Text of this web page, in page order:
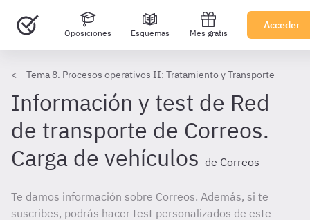
Oposiciones Esquemas Mes gratis
Acceder
Tema 8. Procesos operativos II: Tratamiento y Transporte
Información y test de Red
de transporte de Correos.
Carga de vehículos de Correos
Te damos información sobre Correos. Además, si te
suscribes, podrás hacer test personalizados de este